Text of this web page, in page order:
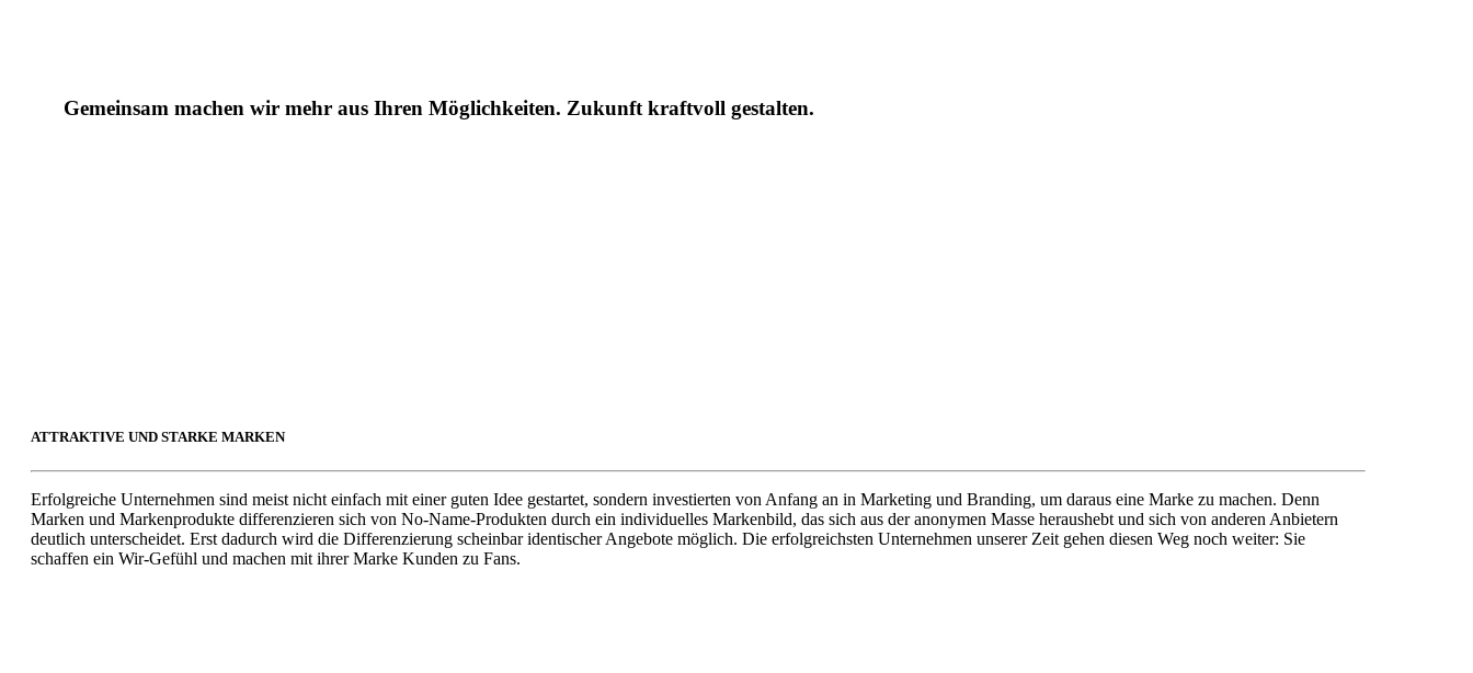
Gemeinsam machen wir mehr aus Ihren Möglichkeiten. Zukunft kraftvoll gestalten.
ATTRAKTIVE UND STARKE MARKEN
Erfolgreiche Unternehmen sind meist nicht einfach mit einer guten Idee gestartet, sondern investierten von Anfang an in Marketing und Branding, um daraus eine Marke zu machen. Denn
Marken und Markenprodukte differenzieren sich von No-Name-Produkten durch ein individuelles Markenbild, das sich aus der anonymen Masse heraushebt und sich von anderen Anbietern
deutlich unterscheidet. Erst dadurch wird die Differenzierung scheinbar identischer Angebote möglich. Die erfolgreichsten Unternehmen unserer Zeit gehen diesen Weg noch weiter: Sie
schaffen ein Wir-Gefühl und machen mit ihrer Marke Kunden zu Fans.